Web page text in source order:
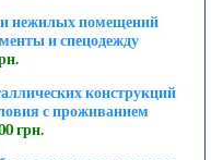
нежилых помещений
и спецодежду
конструкций
с проживанием
грн.